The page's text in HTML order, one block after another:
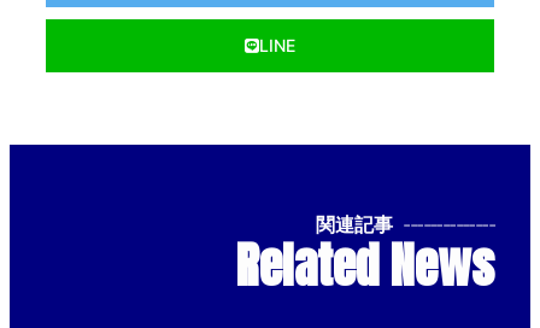
LINE
関連記事 --------------
Related News